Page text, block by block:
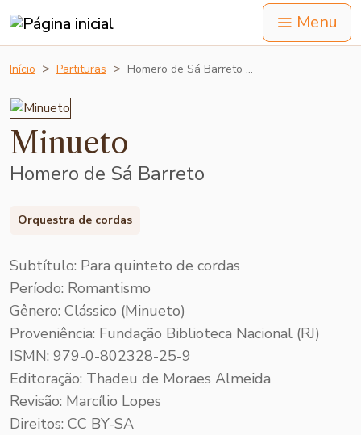
Menu
Início Partituras Homero de Sá Barreto …
Minueto
Homero de Sá Barreto
Orquestra de cordas
Subtítulo: Para quinteto de cordas
Período: Romantismo
Gênero: Clássico (Minueto)
Proveniência: Fundação Biblioteca Nacional (RJ)
ISMN: 979-0-802328-25-9
Editoração: Thadeu de Moraes Almeida
Revisão: Marcílio Lopes
Direitos: CC BY-SA